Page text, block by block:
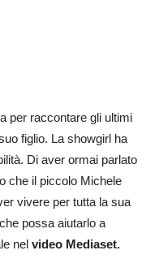
per raccontare gli ultimi
figlio. La showgirl ha
Di aver ormai parlato
che il piccolo Michele
vivere per tutta la sua
possa aiutarlo a
nel video Mediaset.